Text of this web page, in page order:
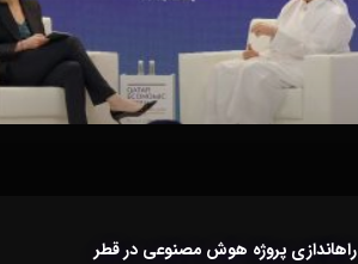
راه‎اندازی پروژه هوش مصنوعی در قطر